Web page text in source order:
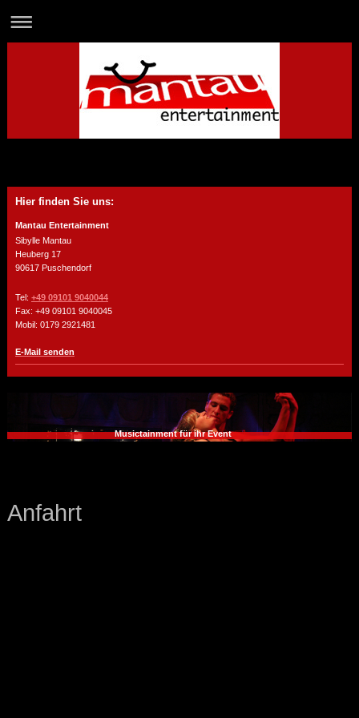
Hier finden Sie uns:
Mantau Entertainment
Sibylle Mantau
Heuberg 17
90617 Puschendorf
Tel: +49 09101 9040044
Fax: +49 09101 9040045
Mobil: 0179 2921481
E-Mail senden
Musictainment für ihr Event
Anfahrt